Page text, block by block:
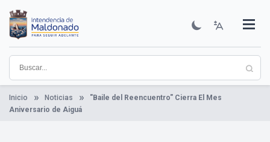
contenido
principal
Institucional
Municipios
Descubre Maldonado
Comunicación
Servicios
Guía De Trámites
Ver Noticias
Inicio Noticias
"Baile del Reencuentro" Cierra El Mes
Aniversario de Aiguá